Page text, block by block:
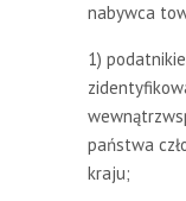
nabywca
1)
państwa
kraju;